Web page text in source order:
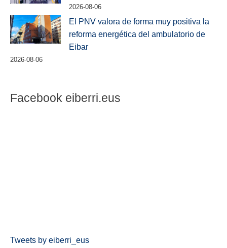
2026-08-06
El PNV valora de forma muy positiva la
reforma energética del ambulatorio de
Eibar
2026-08-06
Facebook eiberri.eus
Tweets by eiberri_eus